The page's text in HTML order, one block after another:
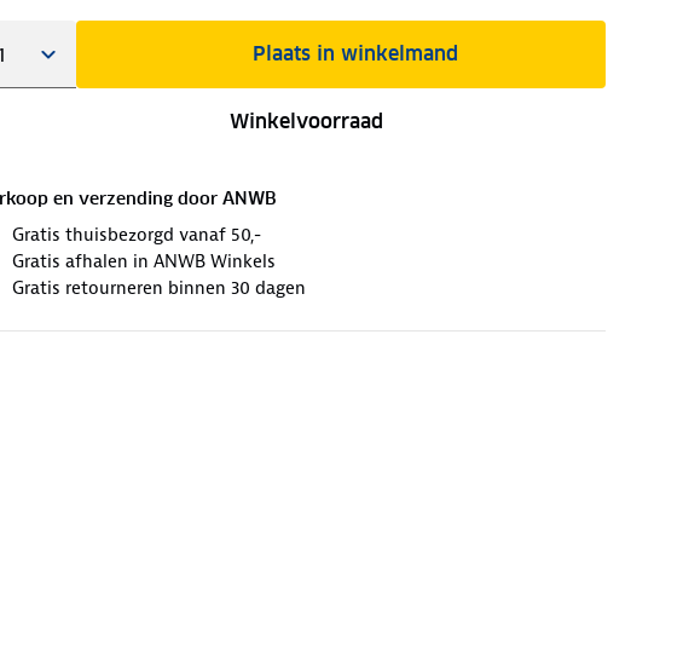
Plaats in winkelmand
Winkelvoorraad
en verzending door ANWB
Gratis thuisbezorgd vanaf 50,-
Gratis afhalen in ANWB Winkels
Gratis retourneren binnen 30 dagen